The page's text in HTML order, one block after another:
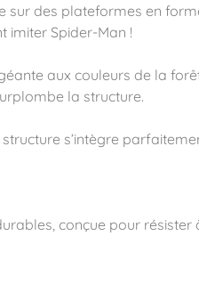
sur des plateformes en
imiter Spider-Man !
aux couleurs de la
la structure.
s’intègre
conçue pour